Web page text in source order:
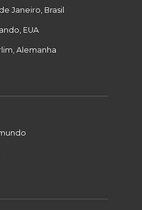
Janeiro, Brasil
EUA
Alemanha